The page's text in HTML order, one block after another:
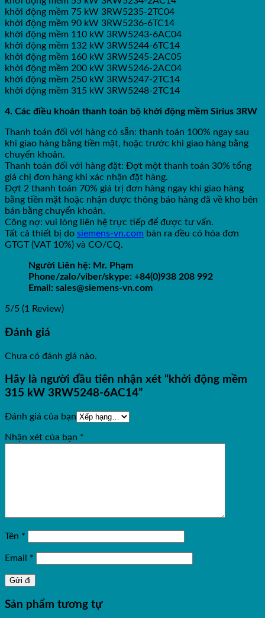
khởi động mềm 75 kW 3RW5235-2TC04
khởi động mềm 90 kW 3RW5236-6TC14
khởi động mềm 110 kW 3RW5243-6AC04
khởi động mềm 132 kW 3RW5244-6TC14
khởi động mềm 160 kW 3RW5245-2AC05
khởi động mềm 200 kW 3RW5246-2AC04
khởi động mềm 250 kW 3RW5247-2TC14
khởi động mềm 315 kW 3RW5248-2TC14
4. Các điều khoản thanh toán bộ khởi động mềm Sirius 3RW
Thanh toán đối với hàng có sẵn: thanh toán 100% ngay sau
khi giao hàng bằng tiền mặt, hoặc trước khi giao hàng bằng
chuyển khoản.
Thanh toán đối với hàng đặt: Đợt một thanh toán 30% tổng
giá chị đơn hàng khi xác nhận đặt hàng.
Đợt 2 thanh toán 70% giá trị đơn hàng ngay khi giao hàng
bằng tiền mặt hoặc nhận được thông báo hàng đã về kho bên
bán bằng chuyển khoản.
Công nợ: vui lòng liên hệ trực tiếp để được tư vấn.
Tất cả thiết bị do siemens-vn.com bán ra đều có hóa đơn
GTGT (VAT 10%) và CO/CQ.
Người Liên hệ: Mr. Phạm
Phone/zalo/viber/skype: +84(0)938 208 992
Email: sales@siemens-vn.com
5/5 (1 Review)
Đánh giá
Chưa có đánh giá nào.
Hãy là người đầu tiên nhận xét “khởi động mềm
315 kW 3RW5248-6AC14”
Đánh giá của bạn
Nhận xét của bạn *
Tên *
Email *
Sản phẩm tương tự